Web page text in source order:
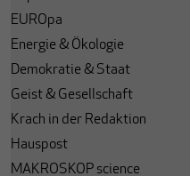
EUROpa
Energie & Ökologie
Demokratie & Staat
Geist & Gesellschaft
Krach in der Redaktion
Hauspost
MAKROSKOP science